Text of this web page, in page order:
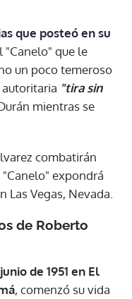
que posteó en su
"Canelo" que le
un poco temeroso
"tira sin
mientras se
combatirán
expondrá
Las Vegas, Nevada.
de Roberto
de 1951 en El
, comenzó su vida